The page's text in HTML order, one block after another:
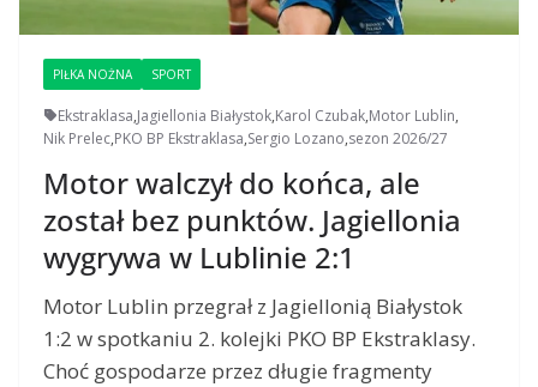
PIŁKA NOŻNA SPORT
Ekstraklasa,Jagiellonia Białystok,Karol Czubak,Motor Lublin,
Nik Prelec,PKO BP Ekstraklasa,Sergio Lozano,sezon 2026/27
Motor walczył do końca, ale
został bez punktów. Jagiellonia
wygrywa w Lublinie 2:1
Motor Lublin przegrał z Jagiellonią Białystok
1:2 w spotkaniu 2. kolejki PKO BP Ekstraklasy.
Choć gospodarze przez długie fragmenty